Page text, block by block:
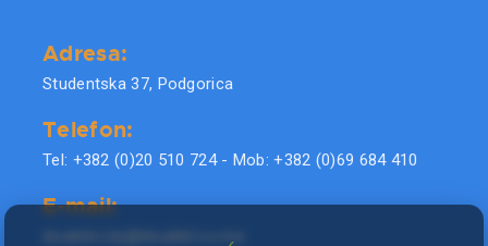
Adresa:
Studentska 37, Podgorica
Telefon:
Tel: +382 (0)20 510 724 - Mob: +382 (0)69 684 410
E-mail: